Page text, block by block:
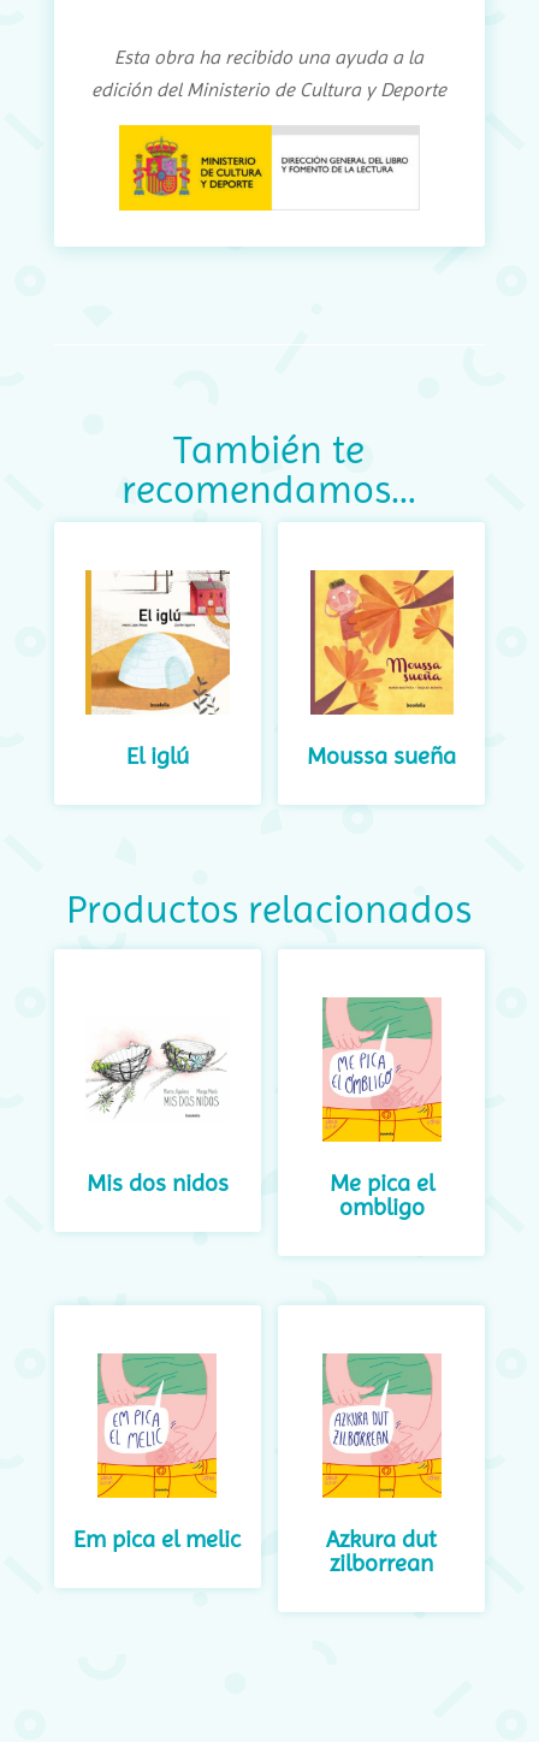
Esta obra ha recibido una ayuda a la
edición del Ministerio de Cultura y Deporte
También te
recomendamos…
El iglú Moussa sueña
Productos relacionados
Mis dos nidos
Me pica el
ombligo
Em pica el melic
Azkura dut
zilborrean